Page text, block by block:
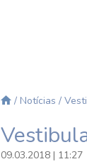
/ Notícias /
09.03.2018 | 11:27